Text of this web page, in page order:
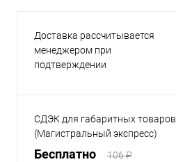
Доставка рассчитывается
менеджером при
подтверждении
СДЭК для габаритных товаров
(Магистральный экспресс)
Бесплатно 106 ₽